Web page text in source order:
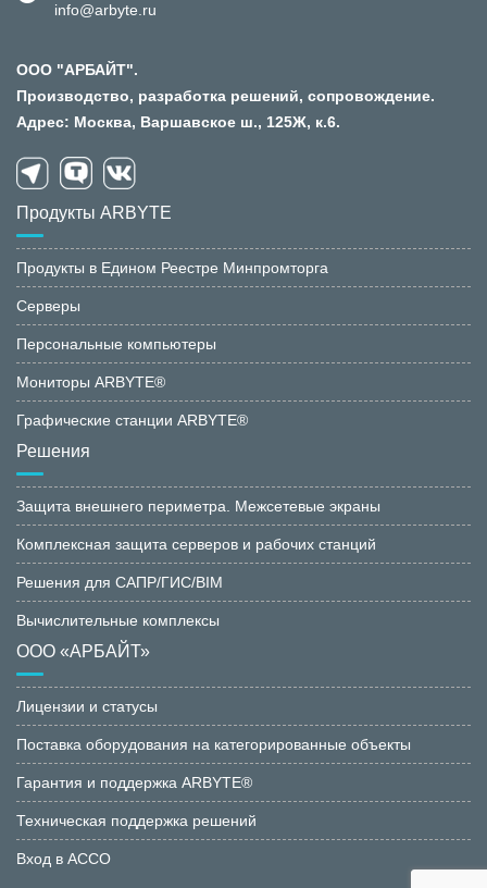
info@arbyte.ru
ООО "АРБАЙТ".
Производство, разработка решений, сопровождение.
Адрес: Москва, Варшавское ш., 125Ж, к.6.
Продукты ARBYTE
Продукты в Едином Реестре Минпромторга
Серверы
Персональные компьютеры
Мониторы ARBYTE®
Графические станции ARBYTE®
Решения
Защита внешнего периметра. Межсетевые экраны
Комплексная защита серверов и рабочих станций
Решения для САПР/ГИС/BIM
Вычислительные комплексы
ООО «АРБАЙТ»
Лицензии и статусы
Поставка оборудования на категорированные объекты
Гарантия и поддержка ARBYTE®
Техническая поддержка решений
Вход в АССО